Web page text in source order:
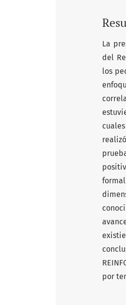
La
del
los
por